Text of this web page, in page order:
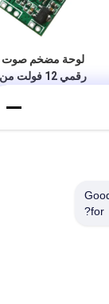
لوحة مضخم صوت
رقمي 12 فولت من
بلوتوث، مكون صوتي
for?